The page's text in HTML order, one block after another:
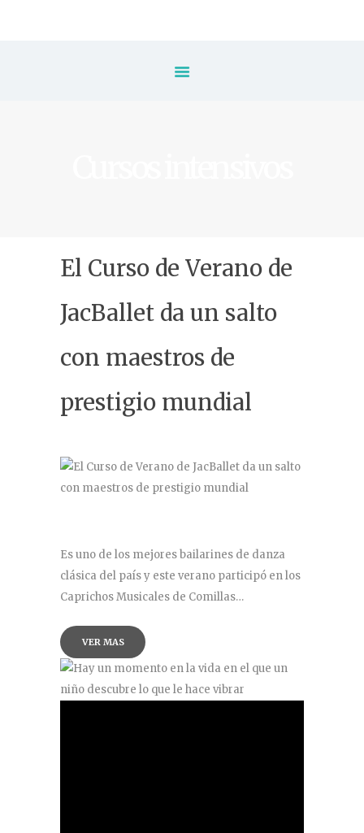
Escuela
El Curso de Verano de
JacBallet da un salto
con maestros de
prestigio mundial
Es uno de los mejores bailarines de danza
clásica del país y este verano participó en los
Caprichos Musicales de Comillas…
VER MAS